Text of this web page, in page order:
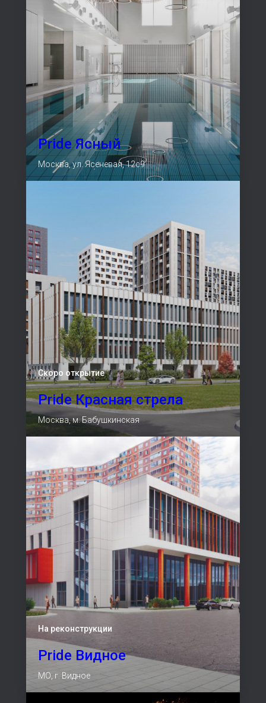
Pride Ясный
Москва, ул. Ясеневая, 12с9
Скоро открытие
Pride Красная стрела
Москва, м. Бабушкинская
На реконструкции
Pride Видное
МО, г. Видное
Новости Pride Fitness